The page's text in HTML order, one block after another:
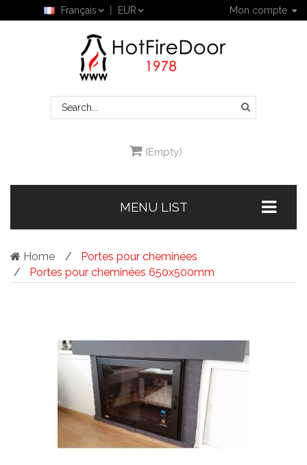
Mon compte
Français EUR
(Empty)
MENU LIST
Home
Portes pour cheminées
Portes pour cheminées 650x500mm